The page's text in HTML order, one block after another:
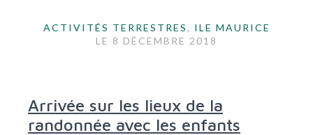
ACTIVITÉS TERRESTRES, ILE MAURICE
LE 8 DÉCEMBRE 2018
Arrivée sur les lieux de la
randonnée avec les enfants